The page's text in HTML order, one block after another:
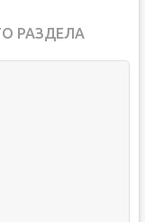
РАЗДЕЛА